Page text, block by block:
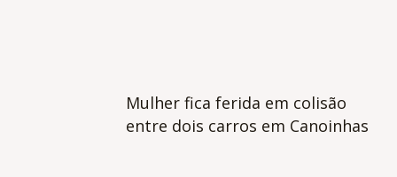
Mulher fica ferida em colisão
entre dois carros em Canoinhas